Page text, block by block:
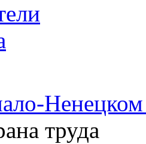
труда